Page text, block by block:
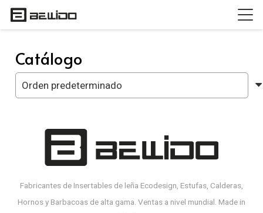
Catálogo
entradas
Fabricantes de Insertables de leña Ecodesign, Estufas, Calderas,
Hornos y Barbacoas de alta gama. Ventas a nivel mundial. Made in